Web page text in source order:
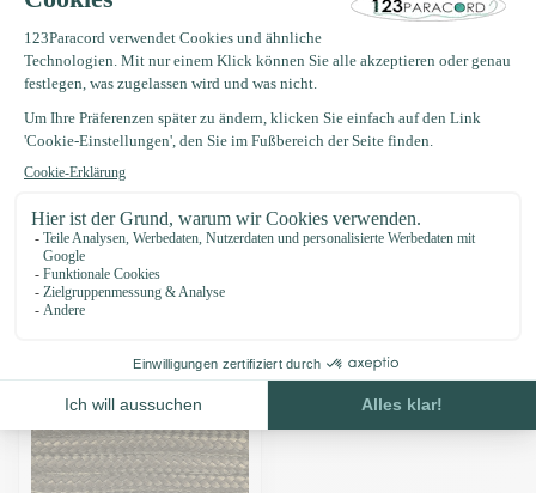
Produktbeschreibung
Eigenschaften
Zuletzt angesehen
-16%